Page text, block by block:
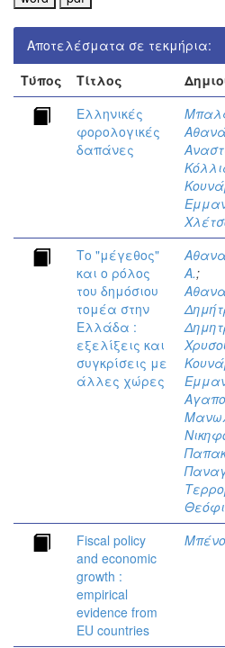
Αποτελέσματα σε τεκμήρια:
Τύπος
Τίτλος
Ελληνικές
φορολογικές
δαπάνες
Το "μέγεθος"
και ο ρόλος
του δημόσιου
τομέα στην
Ελλάδα :
εξελίξεις και
συγκρίσεις με
άλλες χώρες
Α.;
Fiscal policy
and economic
growth :
empirical
evidence from
EU countries